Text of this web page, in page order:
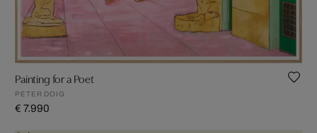
Painting for a Poet
PETER DOIG
€ 7.990